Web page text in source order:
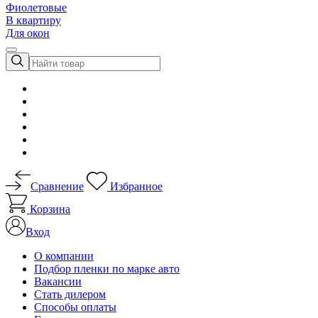
Фиолетовые
В квартиру
Для окон
Сравнение
Избранное
Корзина
Вход
О компании
Подбор пленки по марке авто
Вакансии
Стать дилером
Способы оплаты